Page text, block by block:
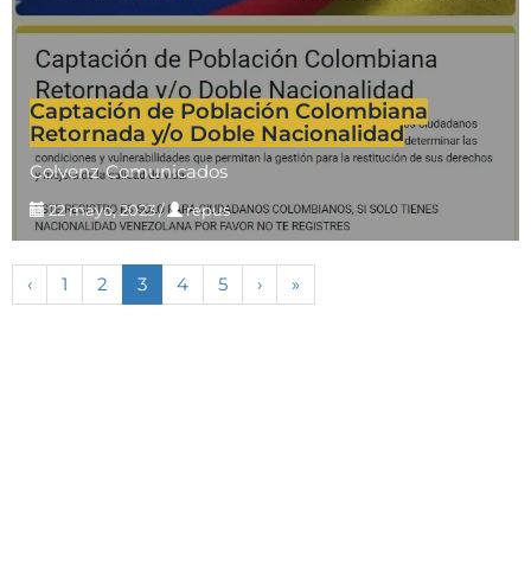
Captación de Población Colombiana
Retornada y/o Doble Nacionalidad
Colvenz Comunicados
22 mayo, 2023/ repus
‹ 1 2 3 4 5 › »